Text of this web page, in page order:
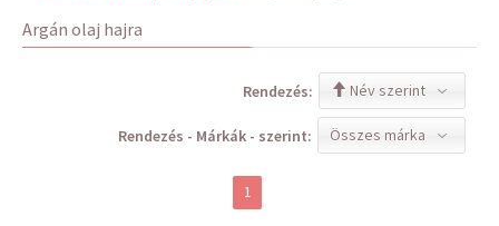
Argán olaj hajra
Név szerint
Rendezés:
Összes márka
Rendezés - Márkák - szerint:
1